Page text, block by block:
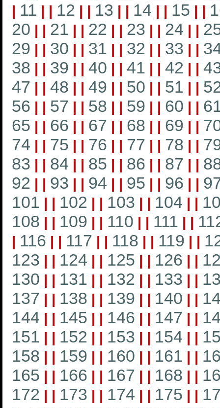
| 11 | | 12 | | 13 | | 14 | | 15 | |
20 | | 21 | | 22 | | 23 | | 24 | |
29 | | 30 | | 31 | | 32 | | 33 | |
38 | | 39 | | 40 | | 41 | | 42 | |
47 | | 48 | | 49 | | 50 | | 51 | |
56 | | 57 | | 58 | | 59 | | 60 | |
65 | | 66 | | 67 | | 68 | | 69 | |
74 | | 75 | | 76 | | 77 | | 78 | |
83 | | 84 | | 85 | | 86 | | 87 | |
92 | | 93 | | 94 | | 95 | | 96 | |
101 | | 102 | | 103 | | 104 | |
108 | | 109 | | 110 | | 111 | |
| 116 | | 117 | | 118 | | 119 | |
123 | | 124 | | 125 | | 126 | |
130 | | 131 | | 132 | | 133 | |
137 | | 138 | | 139 | | 140 | |
144 | | 145 | | 146 | | 147 | |
151 | | 152 | | 153 | | 154 | |
158 | | 159 | | 160 | | 161 | |
165 | | 166 | | 167 | | 168 | |
172 | | 173 | | 174 | | 175 | |